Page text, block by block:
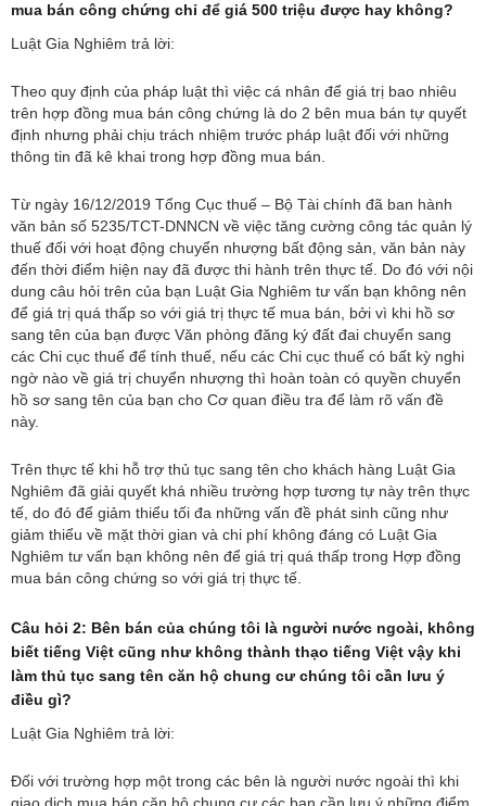
mua bán công chứng chỉ để giá 500 triệu được hay không?
Luật Gia Nghiêm trả lời:
Theo quy định của pháp luật thì việc cá nhân để giá trị bao nhiêu
trên hợp đồng mua bán công chứng là do 2 bên mua bán tự quyết
định nhưng phải chịu trách nhiệm trước pháp luật đối với những
thông tin đã kê khai trong hợp đồng mua bán.
Từ ngày 16/12/2019 Tổng Cục thuế – Bộ Tài chính đã ban hành
văn bản số 5235/TCT-DNNCN về việc tăng cường công tác quản lý
thuế đối với hoạt động chuyển nhượng bất động sản, văn bản này
đến thời điểm hiện nay đã được thi hành trên thực tế. Do đó với nội
dung câu hỏi trên của bạn Luật Gia Nghiêm tư vấn bạn không nên
để giá trị quá thấp so với giá trị thực tế mua bán, bởi vì khi hồ sơ
sang tên của bạn được Văn phòng đăng ký đất đai chuyển sang
các Chi cục thuế để tính thuế, nếu các Chi cục thuế có bất kỳ nghi
ngờ nào về giá trị chuyển nhượng thì hoàn toàn có quyền chuyển
hồ sơ sang tên của bạn cho Cơ quan điều tra để làm rõ vấn đề
này.
Trên thực tế khi hỗ trợ thủ tục sang tên cho khách hàng Luật Gia
Nghiêm đã giải quyết khá nhiều trường hợp tương tự này trên thực
tế, do đó để giảm thiểu tối đa những vấn đề phát sinh cũng như
giảm thiểu về mặt thời gian và chi phí không đáng có Luật Gia
Nghiêm tư vấn bạn không nên để giá trị quá thấp trong Hợp đồng
mua bán công chứng so với giá trị thực tế.
Câu hỏi 2: Bên bán của chúng tôi là người nước ngoài, không
biết tiếng Việt cũng như không thành thạo tiếng Việt vậy khi
làm thủ tục sang tên căn hộ chung cư chúng tôi cần lưu ý
điều gì?
Luật Gia Nghiêm trả lời:
Đối với trường hợp một trong các bên là người nước ngoài thì khi